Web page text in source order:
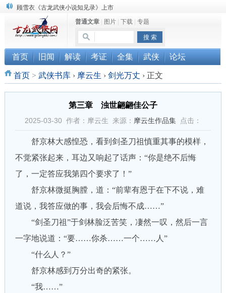
顾雪衣《古龙武侠小说知见录》上市
“武侠书库”查缺补漏活动圆满结束
《古龙小说原貌探究》修订版已上市
普通文章| 图片| 下载| 专题
首页 旧闻 解读 考证 全集 武侠 论坛
首页> 武侠书库 › 摩云生 › 剑光万丈 ›正文
第三章 浊世翩翩佳公子
2025-03-30 作者：摩云生 来源： 摩云生作品集点击：
舒京林大感惶恐，看到剑圣刀祖慎重其事的模样，
不觉紧张起来，耳边又响起了话声：“你是绝不后悔
了，一定答应我第四个要求了！”
舒京林微挺胸膛，道：“前辈有恩于在下不说，难
道说，我答应做的事，我会后悔不成……”
“剑圣刀祖”于剑林脸泛苦笑，凄然一叹，然后一言
一字地说道：“要……你杀……一个……人”
“什么人？”
舒京林感到万分出奇的紧张。
“我……”